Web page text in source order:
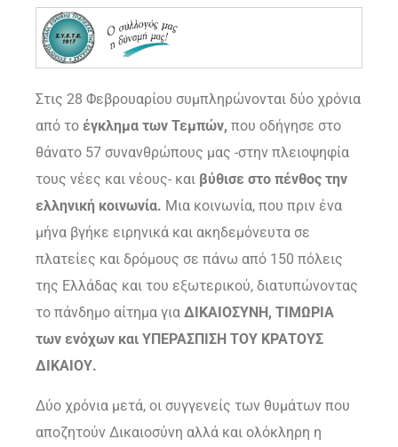
Στις 28 Φεβρουαρίου συμπληρώνονται δύο χρόνια
από το έγκλημα των Τεμπών, που οδήγησε στο
θάνατο 57 συνανθρώπους μας -στην πλειοψηφία
τους νέες και νέους- και βύθισε στο πένθος την
ελληνική κοινωνία. Μια κοινωνία, που πριν ένα
μήνα βγήκε ειρηνικά και ακηδεμόνευτα σε
πλατείες και δρόμους σε πάνω από 150 πόλεις
της Ελλάδας και του εξωτερικού, διατυπώνοντας
το πάνδημο αίτημα για ΔΙΚΑΙΟΣΥΝΗ, ΤΙΜΩΡΙΑ
των ενόχων και ΥΠΕΡΑΣΠΙΣΗ ΤΟΥ ΚΡΑΤΟΥΣ
ΔΙΚΑΙΟΥ.
Δύο χρόνια μετά, οι συγγενείς των θυμάτων που
αποζητούν Δικαιοσύνη αλλά και ολόκληρη η